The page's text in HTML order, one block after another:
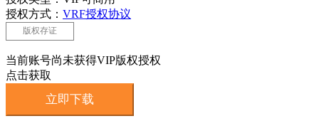
授权方式： VRF授权协议
版权存证
当前账号尚未获得VIP版权授权
点击获取
立即下载